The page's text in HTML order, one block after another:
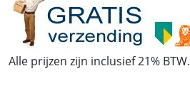
Alle prijzen zijn inclusief 21% BTW.